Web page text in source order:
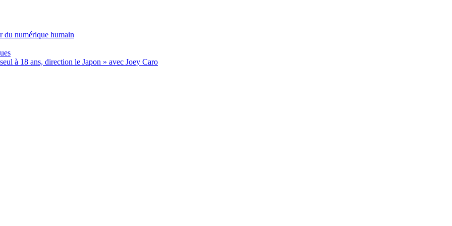
du numérique humain
à 18 ans, direction le Japon » avec Joey Caro